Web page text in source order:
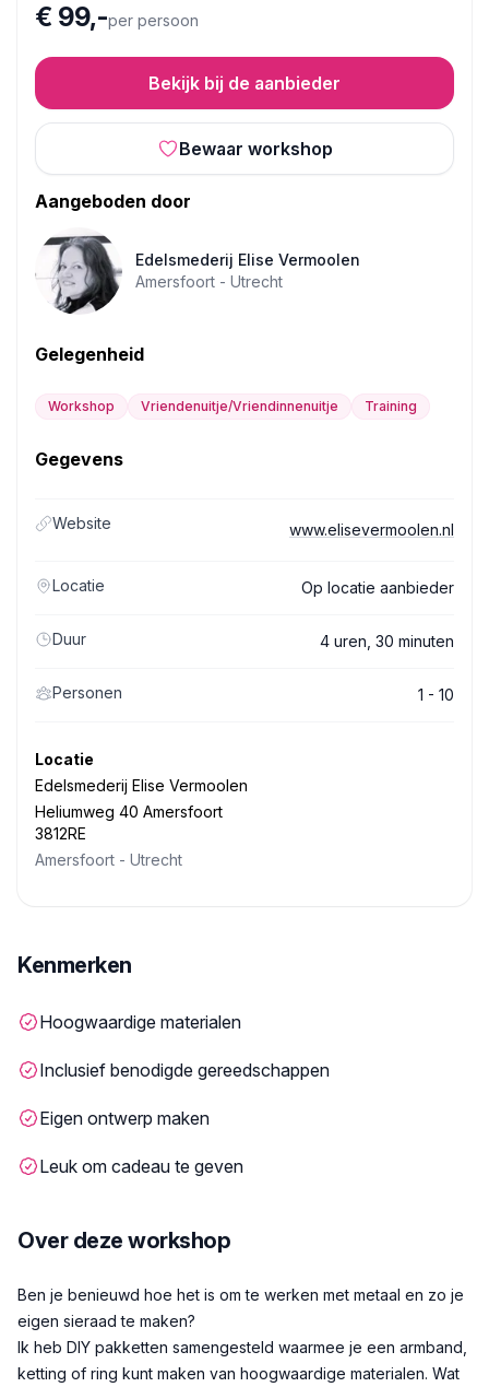
€ 99,-per persoon
Bekijk bij de aanbieder
Bewaar workshop
Aangeboden door
Edelsmederij Elise Vermoolen
Amersfoort - Utrecht
Gelegenheid
Workshop Vriendenuitje/Vriendinnenuitje Training
Gegevens
Website www.elisevermoolen.nl
Locatie Op locatie aanbieder
Duur 4 uren, 30 minuten
Personen 1 - 10
Locatie
Edelsmederij Elise Vermoolen
Heliumweg 40 Amersfoort
3812RE
Amersfoort - Utrecht
Kenmerken
Hoogwaardige materialen
Inclusief benodigde gereedschappen
Eigen ontwerp maken
Leuk om cadeau te geven
Over deze workshop
Beschrijving
Ben je benieuwd hoe het is om te werken met metaal en zo je
eigen sieraad te maken?
Ik heb DIY pakketten samengesteld waarmee je een armband,
ketting of ring kunt maken van hoogwaardige materialen. Wat